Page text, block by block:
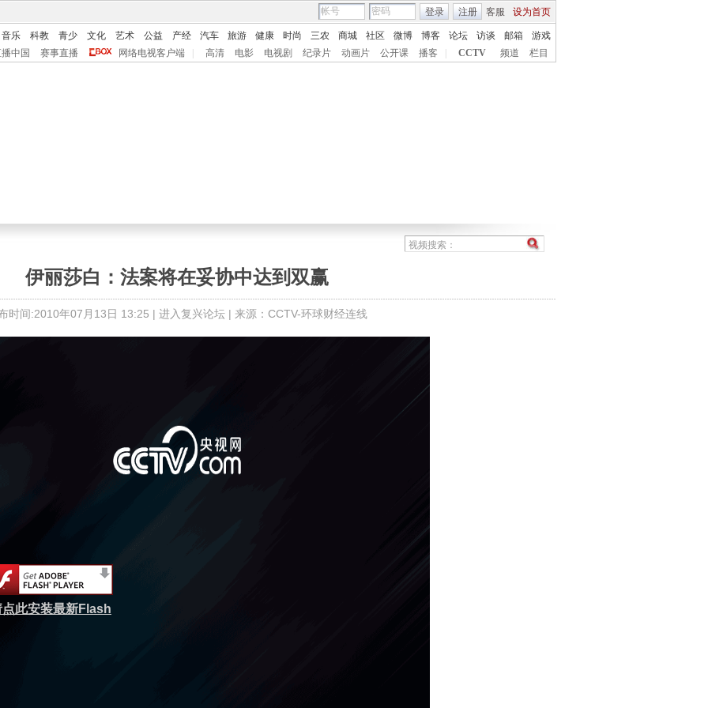
客服 设为首页
登录 注册
音乐 科教 青少 文化 艺术 公益 产经 汽车 旅游 健康 时尚 三农 商城 社区 微博 博客 论坛 访谈 邮箱
游戏
中国
赛事直播 网络电视客户端 高清 电影 电视剧 纪录片 动画片 公开课 播客 CCTV 频道 栏目
伊丽莎白：法案将在妥协中达到双赢
时间:2010年07月13日 13:25 | 进入复兴论坛 | 来源：CCTV-环球财经连线
点此安装最新Flash